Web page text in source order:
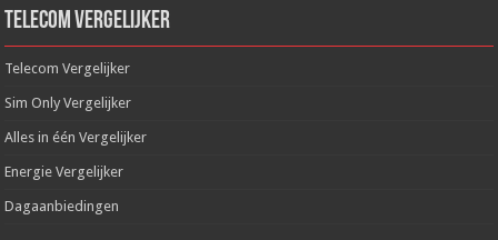
Telecom Vergelijker
Telecom Vergelijker
Sim Only Vergelijker
Alles in één Vergelijker
Energie Vergelijker
Dagaanbiedingen